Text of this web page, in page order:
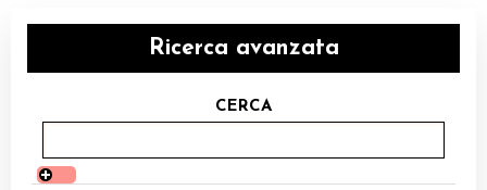
Giochi da Tavolo
Giochi di Ruolo
Librigame
Ricerca avanzata
CERCA